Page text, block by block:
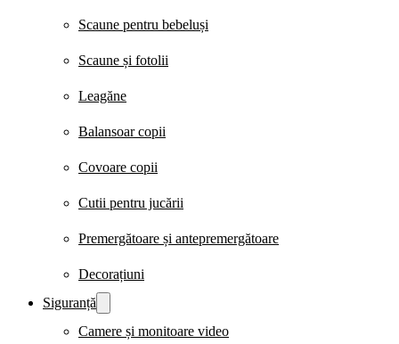
Scaune pentru bebeluși
Scaune și fotolii
Leagăne
Balansoar copii
Covoare copii
Cutii pentru jucării
Premergătoare și antepremergătoare
Decorațiuni
Siguranță
Camere și monitoare video